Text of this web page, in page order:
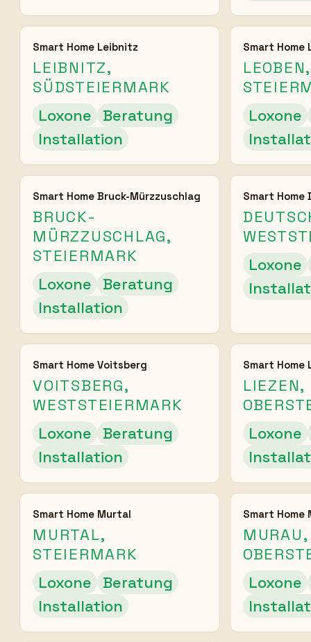
Smart Home Leibnitz
LEIBNITZ,
SÜDSTEIERMARK
Loxone
Beratung
Installation
Smart Home
LEOBEN,
Loxone
Smart Home Bruck-Mürzzuschlag
BRUCK-
MÜRZZUSCHLAG,
STEIERMARK
Loxone
Beratung
Installation
Smart Home
Loxone
Smart Home Voitsberg
VOITSBERG,
WESTSTEIERMARK
Loxone
Beratung
Installation
Smart Home
LIEZEN,
Loxone
Smart Home Murtal
MURTAL,
STEIERMARK
Loxone
Beratung
Installation
Smart Home
MURAU,
Loxone